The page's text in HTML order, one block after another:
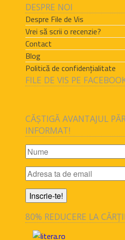
DESPRE NOI
Despre File de Vis
Vrei să scrii o recenzie?
Contact
Blog
Politică de confidențialitate
FILE DE VIS PE
CĂȘTIGĂ AVANTAJUL
INFORMAT!
80% REDUCERE LA